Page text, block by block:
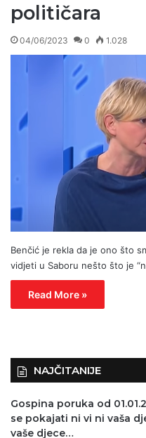
političara
04/06/2023 0 1.028
Benčić je rekla da je ono što
vidjeti u Saboru nešto što je
Read More »
NAJČITANIJE
Gospina poruka od
se pokajati ni vi ni vaša
vaše djece…